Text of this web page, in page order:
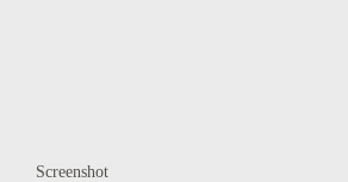
Screenshot